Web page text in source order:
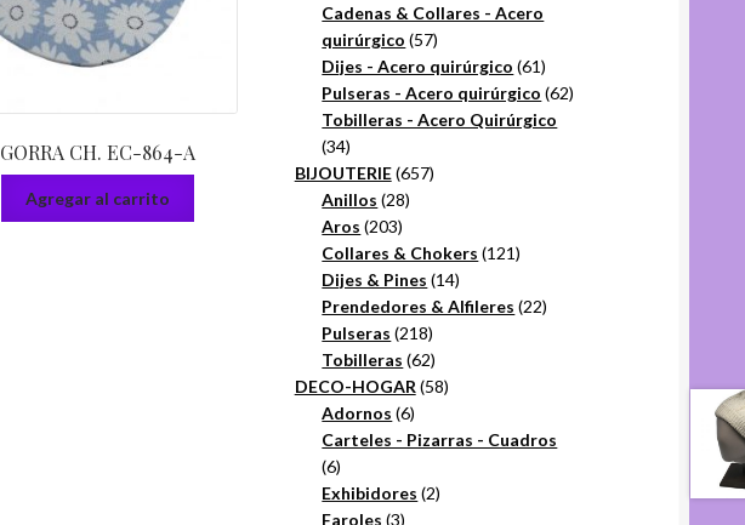
GORRA CH. EC-864-A
Agregar al carrito
Cadenas & Collares - Acero
quirúrgico 5757
productos
Dijes - Acero quirúrgico 6161
productos
Pulseras - Acero quirúrgico 6262
Tobilleras - Acero Quirúrgico
3434
productos
BIJOUTERIE 657657
Anillos 2828
Aros 203203
productos
Collares & Chokers 121121
Dijes & Pines 1414
productos
Prendedores & Alfileres 2222
Pulseras 218218
productos
Tobilleras 6262
productos
DECO-HOGAR 5858
Adornos 66
productos
Carteles - Pizarras - Cuadros
66
productos
Exhibidores 22
Faroles 33